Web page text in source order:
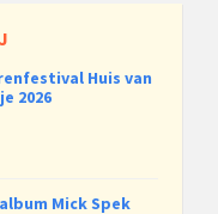
Huis van
2026
Mick Spek